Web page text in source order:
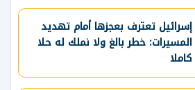
إسرائيل تعترف بعجزها أمام تهديد
المسيرات: خطر بالغ ولا نملك له حلا
كاملا